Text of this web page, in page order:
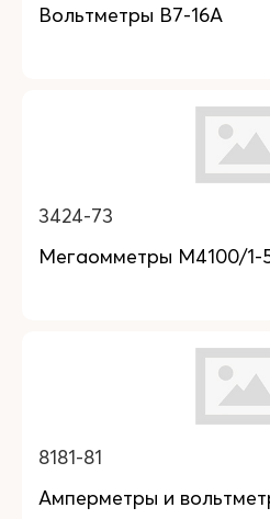
Вольтметры В7-16А
3424-73
Мегаомметры М4100/1-
8181-81
Амперметры и